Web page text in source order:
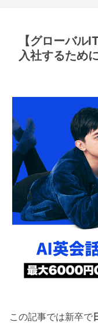
【グローバル
入社するため
この記事では新卒で